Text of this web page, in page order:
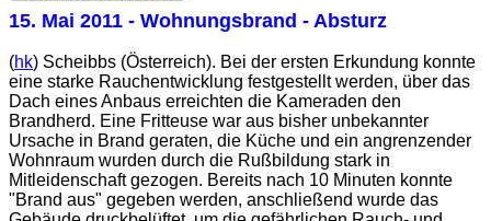
15. Mai 2011 - Wohnungsbrand - Absturz
(hk) Scheibbs (Österreich). Bei der ersten Erkundung konnte
eine starke Rauchentwicklung festgestellt werden, über das
Dach eines Anbaus erreichten die Kameraden den
Brandherd. Eine Fritteuse war aus bisher unbekannter
Ursache in Brand geraten, die Küche und ein angrenzender
Wohnraum wurden durch die Rußbildung stark in
Mitleidenschaft gezogen. Bereits nach 10 Minuten konnte
"Brand aus" gegeben werden, anschließend wurde das